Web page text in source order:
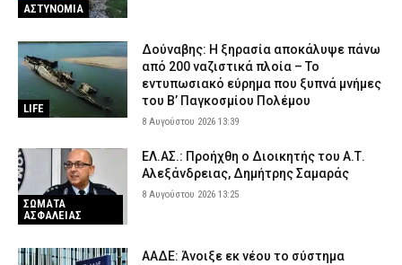
ΑΣΤΥΝΟΜΙΑ
LIFE
Δούναβης: Η ξηρασία αποκάλυψε πάνω
από 200 ναζιστικά πλοία – Το
εντυπωσιακό εύρημα που ξυπνά μνήμες
του Β’ Παγκοσμίου Πολέμου
8 Αυγούστου 2026 13:39
ΣΩΜΑΤΑ
ΑΣΦΑΛΕΙΑΣ
ΕΛ.ΑΣ.: Προήχθη ο Διοικητής του Α.Τ.
Αλεξάνδρειας, Δημήτρης Σαμαράς
8 Αυγούστου 2026 13:25
ΑΑΔΕ: Άνοιξε εκ νέου το σύστημα